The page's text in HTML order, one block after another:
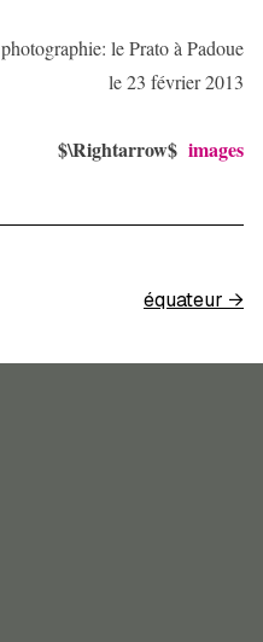
photographie: le Prato à Padoue
le 23 février 2013
$\Rightarrow$ images
équateur →